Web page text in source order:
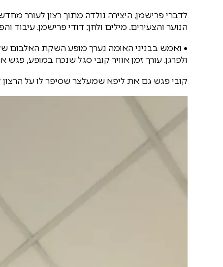
לדברי פרישמן, היצירה נולדה מתוך רצון לעורר
הנוער והצעירים. מילים ולחן: דודי פרישמן. עיבוד
• ואמש בבניני האומה נערך מופע השקת האלבום
ולפרגן. עורך זמן אוויר קובי סגל שנכח במופע,
קובי פגש גם את ליפא שמעלצר שסיפר לו על הרצון